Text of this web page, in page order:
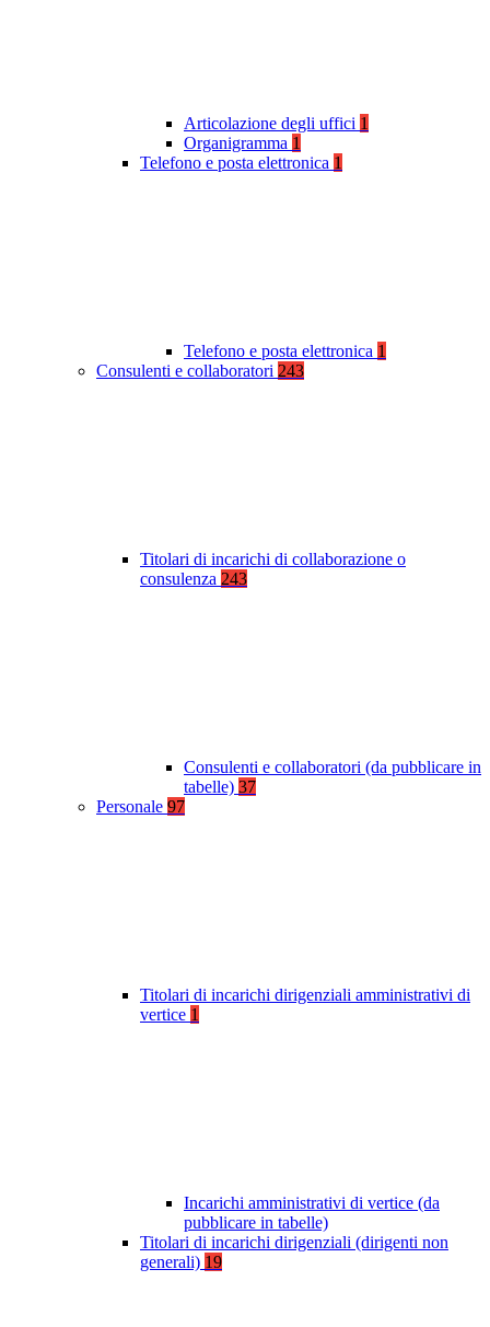
Articolazione degli uffici 1
Organigramma 1
Telefono e posta elettronica 1
Telefono e posta elettronica 1
Consulenti e collaboratori 243
Titolari di incarichi di collaborazione o
consulenza 243
Consulenti e collaboratori (da pubblicare in
tabelle) 37
Personale 97
Titolari di incarichi dirigenziali amministrativi di
vertice 1
Incarichi amministrativi di vertice (da
pubblicare in tabelle)
Titolari di incarichi dirigenziali (dirigenti non
generali) 19